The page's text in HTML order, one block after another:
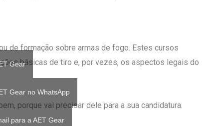
de formação sobre armas de fogo. Estes cursos
básicas de tiro e, por vezes, os aspectos legais do
porque vai precisar dele para a sua candidatura.
Gear
Gear no WhatsApp
para a AET Gear